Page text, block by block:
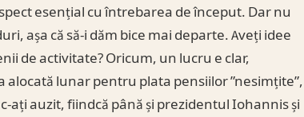
esențial cu întrebarea de început. Dar nu
așa că să-i dăm bice mai departe. Aveți idee
de activitate? Oricum, un lucru e clar,
alocată lunar pentru plata pensiilor ”nesimțite”,
ați auzit, fiindcă până și prezidentul Iohannis și